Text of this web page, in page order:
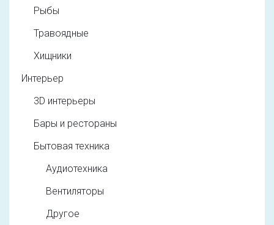
Рыбы
Травоядные
Хищники
Интерьер
3D интерьеры
Бары и рестораны
Бытовая техника
Аудиотехника
Вентиляторы
Другое